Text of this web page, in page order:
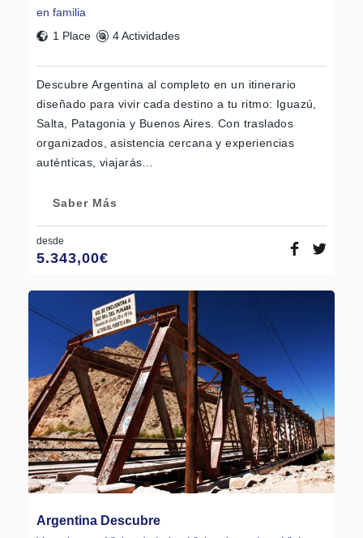
en familia
1 Place
4 Actividades
Descubre Argentina al completo en un itinerario
diseñado para vivir cada destino a tu ritmo: Iguazú,
Salta, Patagonia y Buenos Aires. Con traslados
organizados, asistencia cercana y experiencias
auténticas, viajarás…
Saber Más
desde
5.343,00€
Argentina Descubre